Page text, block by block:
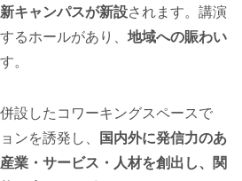
キャンパスが新設されます。講演
るホールがあり、 地域への賑わい
。
設したコワーキングスペースで
ンを誘発し、
国内外に発信力のあ
業・サービス・人材を創出し、関